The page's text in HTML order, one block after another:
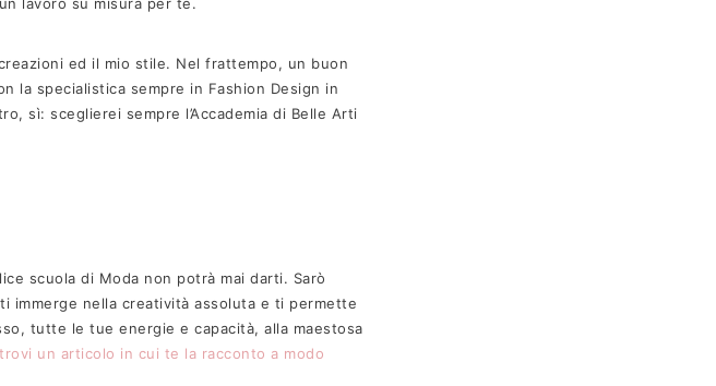
ed il mio stile. Nel frattempo, un buon
la specialistica sempre in Fashion Design in
sì: sceglierei sempre l’Accademia di Belle Arti
scuola di Moda non potrà mai darti. Sarò
immerge nella creatività assoluta e ti permette
tutte le tue energie e capacità, alla maestosa
un articolo in cui te la racconto a modo